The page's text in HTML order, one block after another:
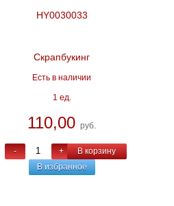
HY0030033
Скрапбукинг
Есть в наличии
1 ед.
110,00 руб.
- +
В корзину
В избранное